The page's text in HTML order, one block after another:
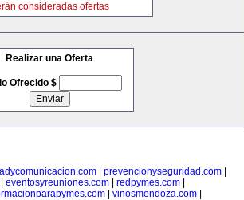
consideradas ofertas
Realizar una Oferta
Ofrecido $
| prevencionyseguridad.com|
eventosyreuniones.com redpymes.com
vinosmendoza.com